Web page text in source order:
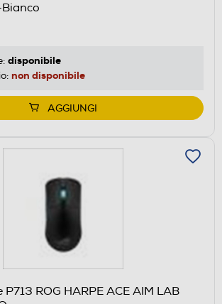
disponibile
non disponibile
AGGIUNGI
ROG HARPE ACE AIM LAB